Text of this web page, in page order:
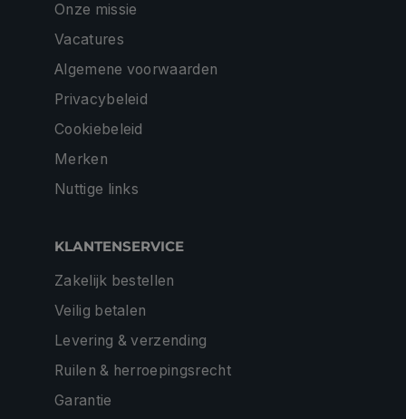
Onze missie
Vacatures
Algemene voorwaarden
Privacybeleid
Cookiebeleid
Merken
Nuttige links
KLANTENSERVICE
Zakelijk bestellen
Veilig betalen
Levering & verzending
Ruilen & herroepingsrecht
Garantie